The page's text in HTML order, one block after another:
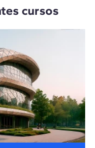
cursos